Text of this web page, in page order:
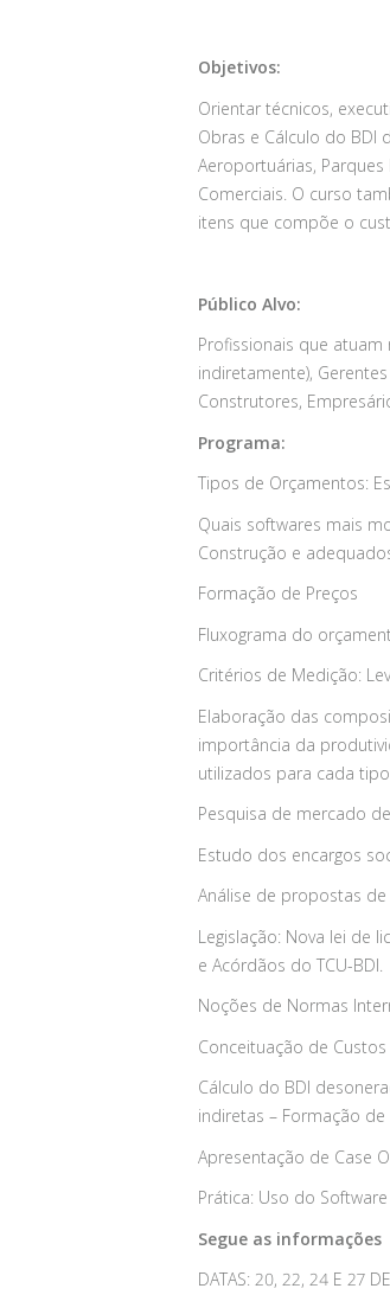
Objetivos:
Orientar técnicos,
Obras e Cálculo do BDI
Aeroportuárias, Parques
Comerciais. O curso
itens que compõe o
Público Alvo:
Profissionais que
indiretamente),
Construtores,
Programa:
Tipos de Orçamentos:
Quais softwares mais
Construção e
Formação de Preços
Fluxograma do
Critérios de Medição:
Elaboração das
importância da
utilizados para cada
Pesquisa de mercado
Estudo dos encargos
Análise de propostas
Legislação: Nova lei de
e Acórdãos do TCU-BDI.
Noções de Normas
Conceituação de
Cálculo do BDI
indiretas – Formação de
Apresentação de Case
Prática: Uso do
Segue as informações
DATAS: 20, 22, 24 E 27